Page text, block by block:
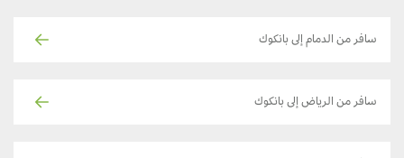
سافر من الدمام إلى بانكوك
سافر من الرياض إلى بانكوك